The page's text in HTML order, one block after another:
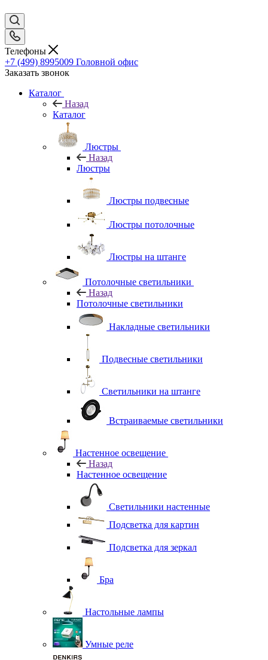
Телефоны
+7 (499) 8995009 Головной офис
Заказать звонок
Каталог
Назад
Каталог
Люстры
Назад
Люстры
Люстры подвесные
Люстры потолочные
Люстры на штанге
Потолочные светильники
Назад
Потолочные светильники
Накладные светильники
Подвесные светильники
Светильники на штанге
Встраиваемые светильники
Настенное освещение
Назад
Настенное освещение
Светильники настенные
Подсветка для картин
Подсветка для зеркал
Бра
Настольные лампы
Умные реле